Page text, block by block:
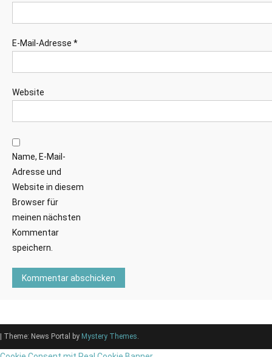
E-Mail-Adresse *
Website
Name, E-Mail-
Adresse und
Website in diesem
Browser für
meinen nächsten
Kommentar
speichern.
Theme: News Portal by Mystery Themes.